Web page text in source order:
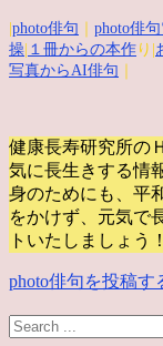
photo俳句 photo俳
操 １冊からの本作 り|
写真からAI俳句
健康長寿研究所の
気に長生きする情
身のためにも、平
をかけず、元気で
トいたしましょう！
photo俳句を投稿す